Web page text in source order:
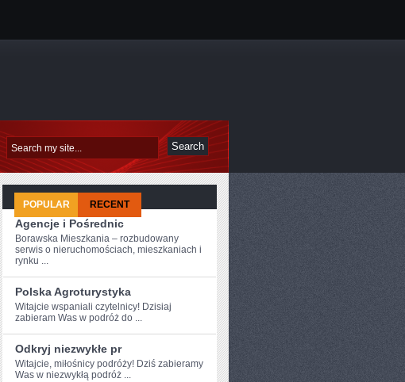
POPULAR RECENT
Agencje i Pośrednic
Borawska Mieszkania – rozbudowany
serwis o nieruchomościach, mieszkaniach i
rynku ...
Polska Agroturystyka
Witajcie wspaniali czytelnicy! Dzisiaj
zabieram ‍Was w podróż‌ do ...
Odkryj niezwykłe pr
Witajcie, miłośnicy podróży!‌ Dziś ⁤zabieramy
​Was w niezwykłą podróż ...